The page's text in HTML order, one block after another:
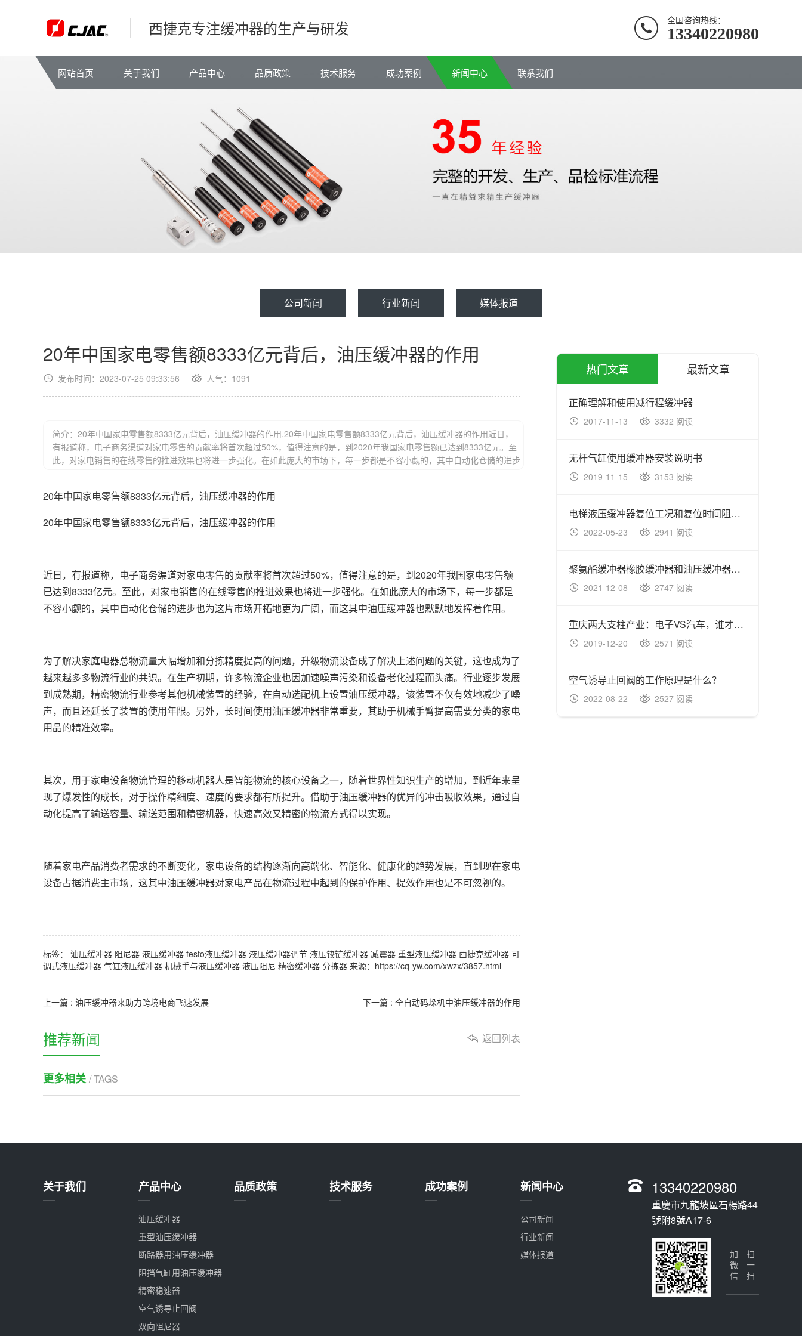
西捷克专注缓冲器的生产与研发 全国咨询热线：
13340220980
网站首页 关于我们 产品中心 品质政策 技术服务 成功案例 新闻中心 联系我们
公司新闻 行业新闻 媒体报道
20年中国家电零售额8333亿元背后，油压缓冲器的作用
发布时间：2023-07-25 09:33:56 人气： 1091
简介：20年中国家电零售额8333亿元背后，油压缓冲器的作用,20年中国家电零售额8333亿元背后，油压缓冲器的作用近日，
有报道称，电子商务渠道对家电零售的贡献率将首次超过50%，值得注意的是，到2020年我国家电零售额已达到8333亿元。至
此，对家电销售的在线零售的推进效果也将进一步强化。在如此庞大的市场下，每一步都是不容小觑的，其中自动化仓储的进步
20年中国家电零售额8333亿元背后，油压缓冲器的作用
20年中国家电零售额8333亿元背后，油压缓冲器的作用
近日，有报道称，电子商务渠道对家电零售的贡献率将首次超过50%，值得注意的是，到2020年我国家电零售额
已达到8333亿元。至此，对家电销售的在线零售的推进效果也将进一步强化。在如此庞大的市场下，每一步都是
不容小觑的，其中自动化仓储的进步也为这片市场开拓地更为广阔，而这其中油压缓冲器也默默地发挥着作用。
为了解决家庭电器总物流量大幅增加和分拣精度提高的问题，升级物流设备成了解决上述问题的关键，这也成为了
越来越多多物流行业的共识。在生产初期，许多物流企业也因加速噪声污染和设备老化过程而头痛。行业逐步发展
到成熟期，精密物流行业参考其他机械装置的经验，在自动选配机上设置油压缓冲器，该装置不仅有效地减少了噪
声，而且还延长了装置的使用年限。另外，长时间使用油压缓冲器非常重要，其助于机械手臂提高需要分类的家电
用品的精准效率。
其次，用于家电设备物流管理的移动机器人是智能物流的核心设备之一，随着世界性知识生产的增加，到近年来呈
现了爆发性的成长，对于操作精细度、速度的要求都有所提升。借助于油压缓冲器的优异的冲击吸收效果，通过自
动化提高了输送容量、输送范围和精密机器，快速高效又精密的物流方式得以实现。
随着家电产品消费者需求的不断变化，家电设备的结构逐渐向高端化、智能化、健康化的趋势发展，直到现在家电
设备占据消费主市场，这其中油压缓冲器对家电产品在物流过程中起到的保护作用、提效作用也是不可忽视的。
标签： 油压缓冲器 阻尼器 液压缓冲器 festo液压缓冲器 液压缓冲器调节 液压铰链缓冲器 减震器 重型液压缓冲器 西捷克缓冲器 可
调式液压缓冲器 气缸液压缓冲器 机械手与液压缓冲器 液压阻尼 精密缓冲器 分拣器 来源：https://cq-yw.com/xwzx/3857.html
上一篇 : 油压缓冲器来助力跨境电商飞速发展 下一篇 : 全自动码垛机中油压缓冲器的作用
返回列表
推荐新闻
更多相关 / TAGS
热门文章 最新文章
正确理解和使用减行程缓冲器
2017-11-13 3332 阅读
无杆气缸使用缓冲器安装说明书
2019-11-15 3153 阅读
电梯液压缓冲器复位工况和复位时间阻尼器隔震器分析
2022-05-23 2941 阅读
聚氨酯缓冲器橡胶缓冲器和油压缓冲器的区别
2021-12-08 2747 阅读
重庆两大支柱产业：电子VS汽车，谁才是领头羊
2019-12-20 2571 阅读
空气诱导止回阀的工作原理是什么？
2022-08-22 2527 阅读
关于我们 产品中心
油压缓冲器
重型油压缓冲器
断路器用油压缓冲器
阻挡气缸用油压缓冲器
精密稳速器
空气诱导止回阀
双向阻尼器
品质政策 技术服务 成功案例 新闻中心
公司新闻
行业新闻
媒体报道
13340220980
重慶市九龍坡區石楊路44
號附8號A17-6
扫一扫
加微信